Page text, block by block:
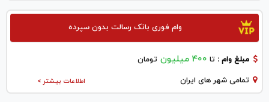
وام فوری بانک رسالت بدون سپرده
مبلغ وام : تا 400 میلیون تومان
اطلاعات بیشتر > تمامی شهر های ایران